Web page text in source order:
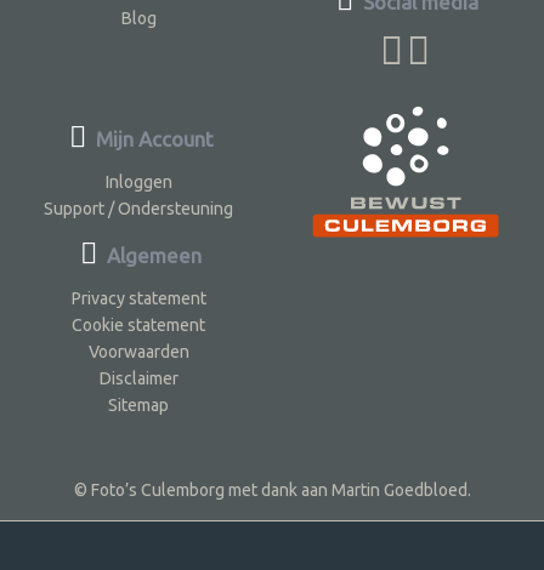
Blog
Mijn Account
Inloggen
Support / Ondersteuning
Algemeen
Privacy statement
Cookie statement
Voorwaarden
Disclaimer
Sitemap
© Foto’s Culemborg met dank aan Martin Goedbloed.